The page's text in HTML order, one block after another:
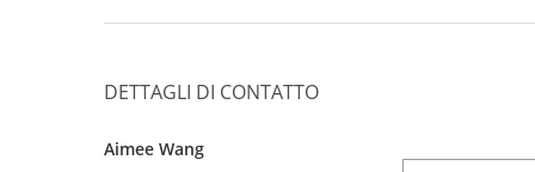
DETTAGLI DI CONTATTO
Aimee Wang